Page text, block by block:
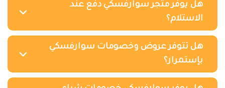
هل يوفر متجر سوارفسكي دفع عند
الاستلام؟
هل تتوفر عروض وخصومات سوارفسكي
بإستمرار؟